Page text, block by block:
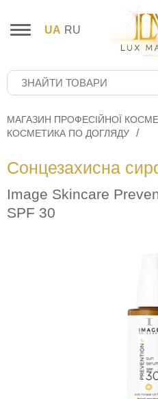
UA RU
МАГАЗИН ПРОФЕСІЙНОЇ
КОСМЕТИКА ПО ДОГЛЯДУ
Сонцезахисна
Image Skincare
SPF 30